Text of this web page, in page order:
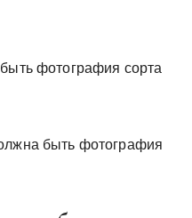
фотография сорта
быть фотография